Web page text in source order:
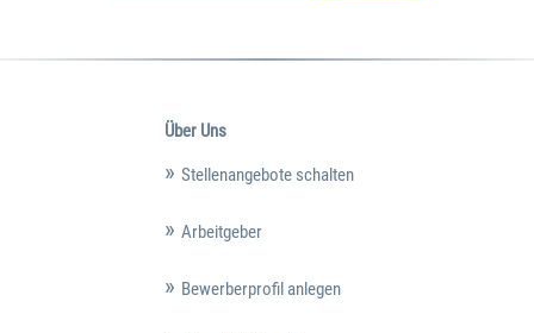
Über Uns
Stellenangebote schalten
Arbeitgeber
Bewerberprofil anlegen